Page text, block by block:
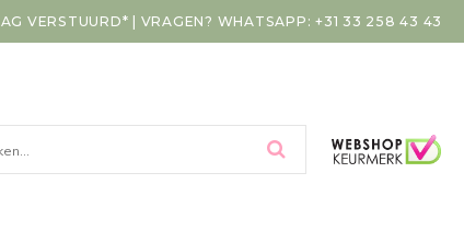
VERSTUURD* | VRAGEN? WHATSAPP: +31 33 258 43 43